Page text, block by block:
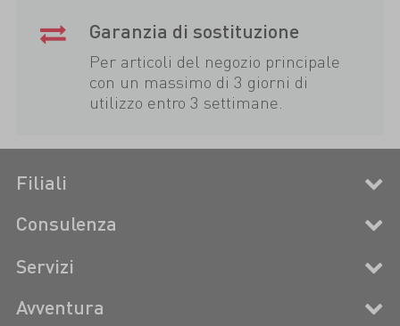
Garanzia di sostituzione
Per articoli del negozio principale
con un massimo di 3 giorni di
utilizzo entro 3 settimane.
Filiali
Consulenza
Servizi
Avventura